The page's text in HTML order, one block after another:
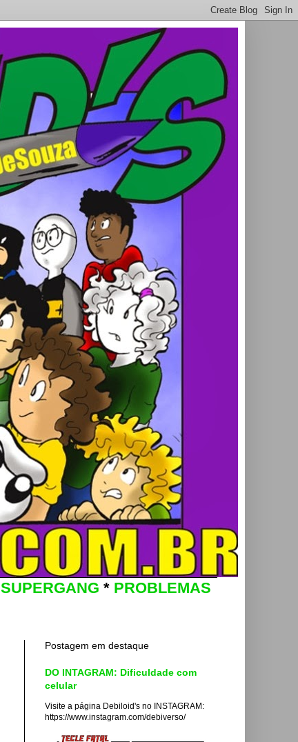
SUPERGANG * PROBLEMAS
Postagem em destaque
DO INTAGRAM: Dificuldade com
celular
Visite a página Debiloid's no INSTAGRAM:
https://www.instagram.com/debiverso/